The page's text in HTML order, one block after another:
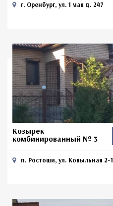
г. Оренбург, ул. 1 мая д. 247
Козырек
комбинированный № 3
п. Ростоши, ул. Ковыльная 2-1